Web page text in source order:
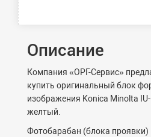
Описание
Компания «ОРГ-Сервис»
купить оригинальный блок
изображения Konica Minolta
желтый.
Фотобарабан (блока проявки)